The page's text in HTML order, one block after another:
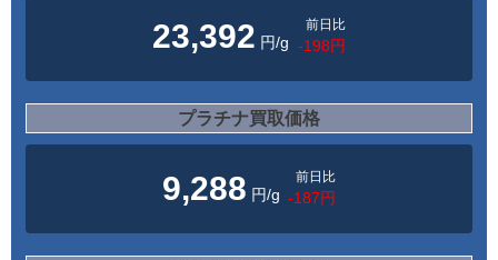
23,392 円/g
前日比
-198円
プラチナ買取価格
9,288 円/g
前日比
-187円